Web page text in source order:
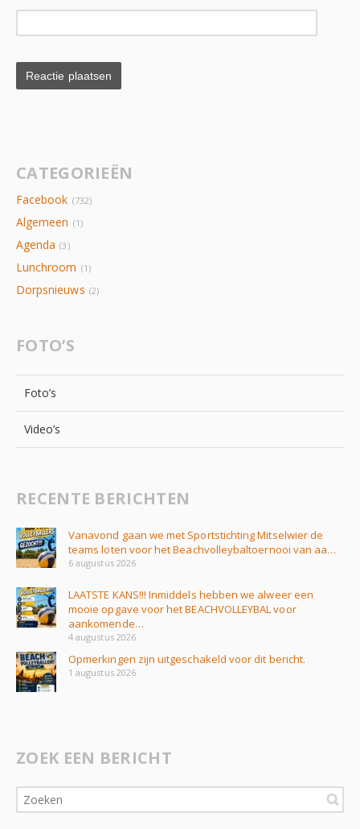
CATEGORIEËN
Facebook (732)
Algemeen (1)
Agenda (3)
Lunchroom (1)
Dorpsnieuws (2)
FOTO’S
Foto’s
Video’s
RECENTE BERICHTEN
Vanavond gaan we met Sportstichting Mitselwier de
teams loten voor het Beachvolleybaltoernooi van aa…
6 augustus 2026
LAATSTE KANS!!! Inmiddels hebben we alweer een
mooie opgave voor het BEACHVOLLEYBAL voor
aankomende…
4 augustus 2026
Opmerkingen zijn uitgeschakeld voor dit bericht.
1 augustus 2026
ZOEK EEN BERICHT